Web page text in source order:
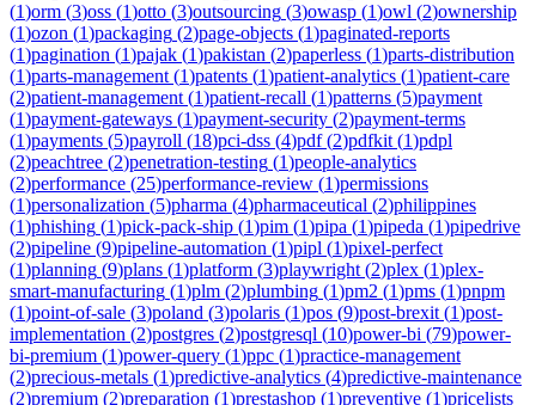
(1)orm (3)oss (1)otto (3)outsourcing (3)owasp (1)owl (2)ownership
(1)ozon (1)packaging (2)page-objects (1)paginated-reports
(1)pagination (1)pajak (1)pakistan (2)paperless (1)parts-distribution
(1)parts-management (1)patents (1)patient-analytics (1)patient-care
(2)patient-management (1)patient-recall (1)patterns (5)payment
(1)payment-gateways (1)payment-security (2)payment-terms
(1)payments (5)payroll (18)pci-dss (4)pdf(2)pdfkit (1)pdpl
(2)peachtree (2)penetration-testing (1)people-analytics
(2)performance (25)performance-review (1)permissions
(1)personalization (5)pharma (4)pharmaceutical (2)philippines
(1)phishing (1)pick-pack-ship (1)pim (1)pipa (1)pipeda (1)pipedrive
(2)pipeline (9)pipeline-automation (1)pipl (1)pixel-perfect
(1)planning (9)plans (1)platform (3)playwright (2)plex (1)plex-
smart-manufacturing (1)plm (2)plumbing (1)pm2 (1)pms (1)pnpm
(1)point-of-sale (3)poland (3)polaris (1)pos (9)post-brexit (1)post-
implementation (2)postgres (2)postgresql (10)power-bi (79)power-
bi-premium (1)power-query (1)ppc (1)practice-management
(2)precious-metals (1)predictive-analytics (4)predictive-maintenance
(2)premium (2)preparation (1)prestashop (1)preventive (1)pricelists